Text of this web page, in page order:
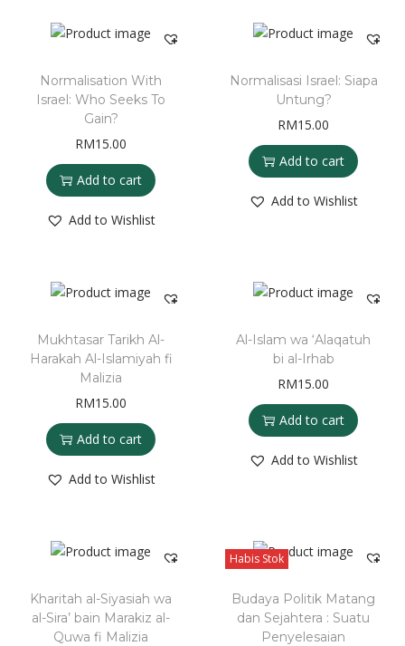
Normalisation With
Israel: Who Seeks To
Gain?
RM15.00
Add to cart
Add to Wishlist
Normalisasi Israel: Siapa
Untung?
RM15.00
Add to cart
Add to Wishlist
Mukhtasar Tarikh Al-
Harakah Al-Islamiyah fi
Malizia
RM15.00
Add to cart
Add to Wishlist
Al-Islam wa ‘Alaqatuh
bi al-Irhab
RM15.00
Add to cart
Add to Wishlist
Kharitah al-Siyasiah wa
al-Sira’ bain Marakiz al-
Quwa fi Malizia
Habis Stok
Budaya Politik Matang
dan Sejahtera : Suatu
Penyelesaian